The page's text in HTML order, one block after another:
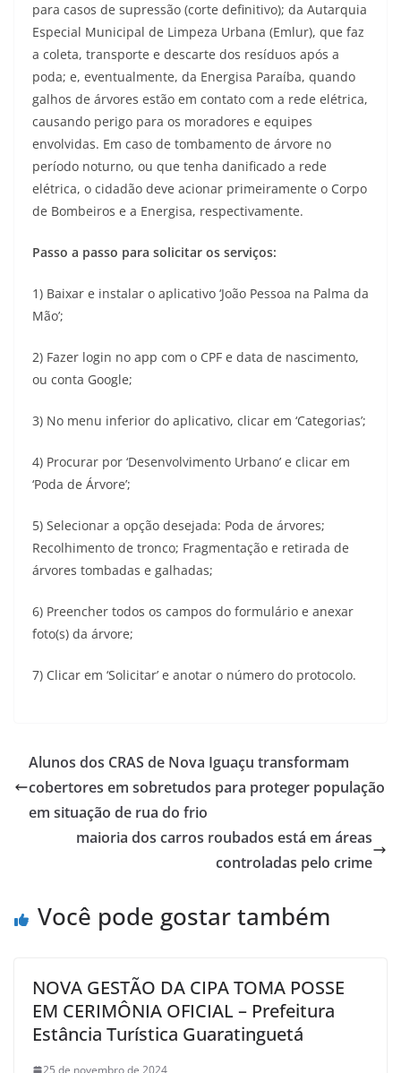
para casos de supressão (corte definitivo); da Autarquia
Especial Municipal de Limpeza Urbana (Emlur), que faz
a coleta, transporte e descarte dos resíduos após a
poda; e, eventualmente, da Energisa Paraíba, quando
galhos de árvores estão em contato com a rede elétrica,
causando perigo para os moradores e equipes
envolvidas. Em caso de tombamento de árvore no
período noturno, ou que tenha danificado a rede
elétrica, o cidadão deve acionar primeiramente o Corpo
de Bombeiros e a Energisa, respectivamente.
Passo a passo para solicitar os serviços:
1) Baixar e instalar o aplicativo ‘João Pessoa na Palma da
Mão’;
2) Fazer login no app com o CPF e data de nascimento,
ou conta Google;
3) No menu inferior do aplicativo, clicar em ‘Categorias’;
4) Procurar por ‘Desenvolvimento Urbano’ e clicar em
‘Poda de Árvore’;
5) Selecionar a opção desejada: Poda de árvores;
Recolhimento de tronco; Fragmentação e retirada de
árvores tombadas e galhadas;
6) Preencher todos os campos do formulário e anexar
foto(s) da árvore;
7) Clicar em ‘Solicitar’ e anotar o número do protocolo.
Alunos dos CRAS de Nova Iguaçu transformam
cobertores em sobretudos para proteger população
em situação de rua do frio
maioria dos carros roubados está em áreas
controladas pelo crime
Você pode gostar também
NOVA GESTÃO DA CIPA TOMA POSSE
EM CERIMÔNIA OFICIAL – Prefeitura
Estância Turística Guaratinguetá
25 de novembro de 2024